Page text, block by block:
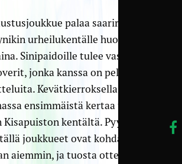
palaa saarireissun
urheilukentälle huomenna
Sinipaidoille tulee vastaan
jonka kanssa on pelattu
Kevätkierroksella TamU
ensimmäistä kertaa täyden
kentältä. Pyynikin
joukkueet ovat kohdanneet
aiemmin, ja tuosta ottelusta